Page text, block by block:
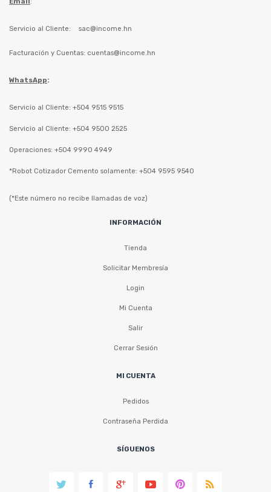
Servicio al Cliente: sac@income.hn
Facturación y Cuentas: cuentas@income.hn
WhatsApp:
Servicio al Cliente: +504 9515 9515
Servicio al Cliente: +504 9500 2525
Operaciones: +504 9990 4949
*Robot Cotizador Cemento solamente: +504 9595 9540
(*Este número no recibe llamadas de voz)
INFORMACIÓN
Tienda
Solicitar Membresía
Login
Mi Cuenta
Salir
Cerrar Sesión
MI CUENTA
Pedidos
Contraseña Perdida
SÍGUENOS